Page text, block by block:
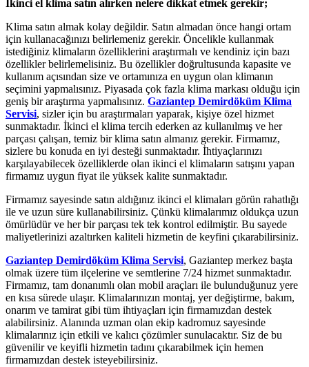
İkinci el klima satın alırken nelere dikkat etmek gerekir;
Klima satın almak kolay değildir. Satın almadan önce hangi ortam
için kullanacağınızı belirlemeniz gerekir. Öncelikle kullanmak
istediğiniz klimaların özelliklerini araştırmalı ve kendiniz için bazı
özellikler belirlemelisiniz. Bu özellikler doğrultusunda kapasite ve
kullanım açısından size ve ortamınıza en uygun olan klimanın
seçimini yapmalısınız. Piyasada çok fazla klima markası olduğu için
geniş bir araştırma yapmalısınız. Gaziantep Demirdöküm Klima
Servisi, sizler için bu araştırmaları yaparak, kişiye özel hizmet
sunmaktadır. İkinci el klima tercih ederken az kullanılmış ve her
parçası çalışan, temiz bir klima satın almanız gerekir. Firmamız,
sizlere bu konuda en iyi desteği sunmaktadır. İhtiyaçlarınızı
karşılayabilecek özelliklerde olan ikinci el klimaların satışını yapan
firmamız uygun fiyat ile yüksek kalite sunmaktadır.
Firmamız sayesinde satın aldığınız ikinci el klimaları görün rahatlığı
ile ve uzun süre kullanabilirsiniz. Çünkü klimalarımız oldukça uzun
ömürlüdür ve her bir parçası tek tek kontrol edilmiştir. Bu sayede
maliyetlerinizi azaltırken kaliteli hizmetin de keyfini çıkarabilirsiniz.
Gaziantep Demirdöküm Klima Servisi, Gaziantep merkez başta
olmak üzere tüm ilçelerine ve semtlerine 7/24 hizmet sunmaktadır.
Firmamız, tam donanımlı olan mobil araçları ile bulunduğunuz yere
en kısa sürede ulaşır. Klimalarınızın montaj, yer değiştirme, bakım,
onarım ve tamirat gibi tüm ihtiyaçları için firmamızdan destek
alabilirsiniz. Alanında uzman olan ekip kadromuz sayesinde
klimalarınız için etkili ve kalıcı çözümler sunulacaktır. Siz de bu
güvenilir ve keyifli hizmetin tadını çıkarabilmek için hemen
firmamızdan destek isteyebilirsiniz.